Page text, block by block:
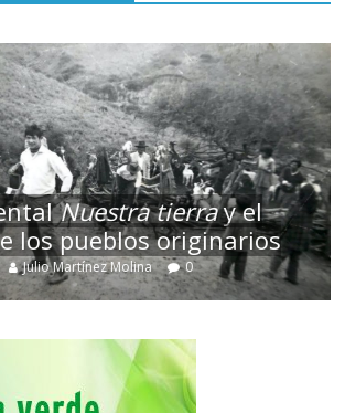
Nuestra tierray el
los pueblos originarios
Julio Martínez Molina 0